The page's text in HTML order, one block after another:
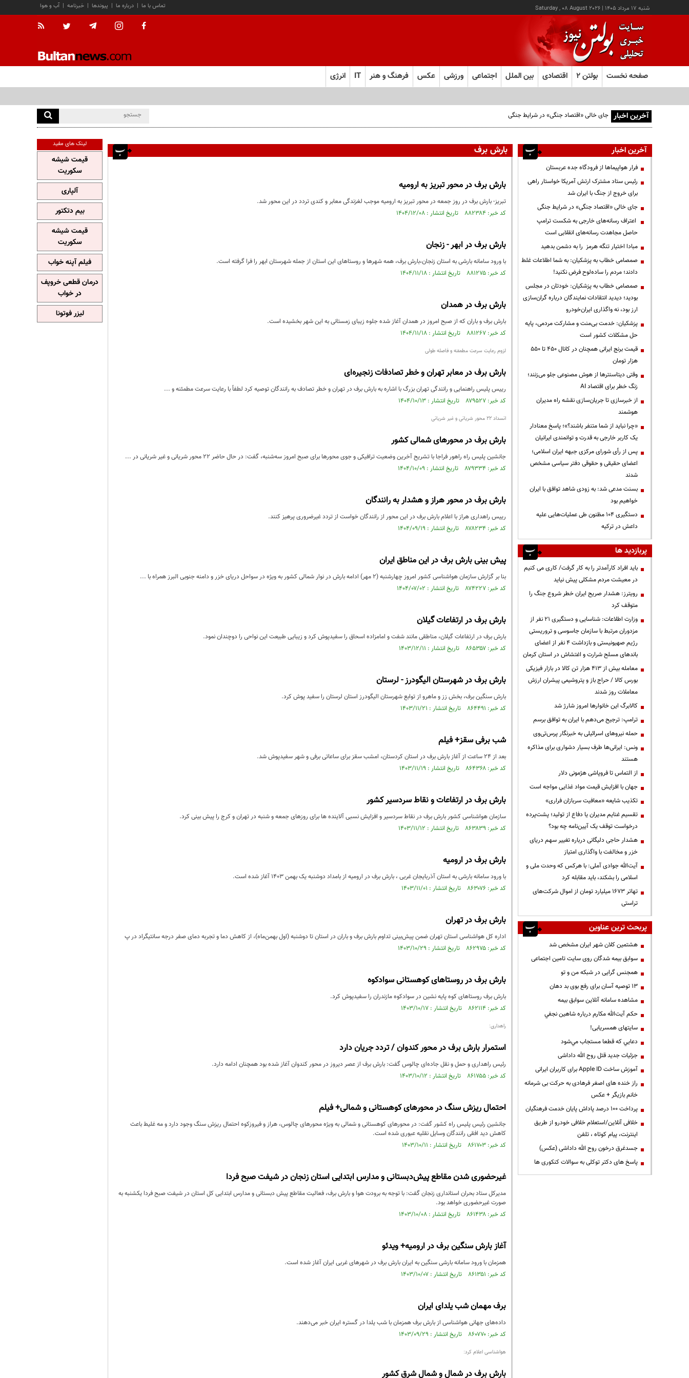
شنبه ۱۷ مرداد ۱۴۰۵ |
Saturday , 08 August 2026 آب و هوا | خبرنامه | پیوندها | درباره ما | تماس با ما
صفحه نخست بولتن ۲ اقتصادی بین الملل اجتماعی ورزشی عکس فرهنگ و هنر IT انرژی
آخرین اخبار جای خالی «اقتصاد جنگی» در شرایط جنگی
بارش برف
بارش برف در محور تبریز به ارومیه
تبریز- بارش برف در روز جمعه در محور تبریز به ارومیه موجب لغزندگی معابر و کندی تردد در این محور شد.
کد خبر: ۸۸۲۳۸۴ تاریخ انتشار : ۱۴۰۴/۱۲/۰۸
بارش برف در ابهر - زنجان
با ورود سامانه بارشی به استان زنجان،بارش برف، همه شهرها و روستاهای این استان از جمله شهرستان ابهر را فرا گرفته است.
کد خبر: ۸۸۱۲۷۵ تاریخ انتشار : ۱۴۰۴/۱۱/۱۸
بارش برف در همدان
بارش برف و باران که از صبح امروز در همدان آغاز شده جلوه زیبای زمستانی به این شهر بخشیده است.
کد خبر: ۸۸۱۲۶۷ تاریخ انتشار : ۱۴۰۴/۱۱/۱۸
لزوم رعایت سرعت مطمئنه و فاصله طولی
بارش برف در معابر تهران و خطر تصادفات زنجیره‌ای
رییس پلیس راهنمایی و رانندگی تهران بزرگ با اشاره به بارش برف در تهران و خطر تصادف به رانندگان توصیه کرد لطفاً با رعایت سرعت مطمئنه و ...
کد خبر: ۸۷۹۵۲۷ تاریخ انتشار : ۱۴۰۴/۱۰/۱۳
انسداد ۲۲ محور شریانی و غیر شریانی
بارش برف در محورهای شمالی کشور
جانشین پلیس راه راهور فراجا با تشریح آخرین وضعیت ترافیکی و جوی محورها برای صبح امروز سه‌شنبه، گفت: در حال حاضر ۲۲ محور شریانی و غیر شریانی در ...
کد خبر: ۸۷۹۳۳۴ تاریخ انتشار : ۱۴۰۴/۱۰/۰۹
بارش برف در محور هراز و هشدار به رانندگان
رییس راهداری هراز با اعلام بارش برف در این محور از رانندگان خواست از تردد غیرضروری پرهیز کنند.
کد خبر: ۸۷۸۲۳۴ تاریخ انتشار : ۱۴۰۴/۰۹/۱۹
پیش بینی بارش برف در این مناطق ایران
بنا بر گزارش سازمان هواشناسی کشور امروز چهارشنبه (۲ مهر) ادامه بارش در نوار شمالی کشور به ویژه در سواحل دریای خزر و دامنه جنوبی البرز همراه با ...
کد خبر: ۸۷۴۲۲۷ تاریخ انتشار : ۱۴۰۴/۰۷/۰۲
بارش برف در ارتفاعات گیلان
بارش برف در ارتفاعات گیلان، مناطقی مانند شفت و امامزاده اسحاق را سفیدپوش کرد و زیبایی طبیعت این نواحی را دوچندان نمود.
کد خبر: ۸۶۵۳۵۷ تاریخ انتشار : ۱۴۰۳/۱۲/۱۱
بارش برف در شهرستان الیگودرز - لرستان
بارش سنگین برف، بخش زز و ماهرو از توابع شهرستان الیگودرز استان لرستان را سفید پوش کرد.
کد خبر: ۸۶۴۴۹۱ تاریخ انتشار : ۱۴۰۳/۱۱/۲۱
شب برفی سقز+ فیلم
بعد از ۲۴ ساعت از آغاز بارش برف در استان کردستان، امشب سقز برای ساعاتی برفی و شهر سفیدپوش شد.
کد خبر: ۸۶۴۳۶۸ تاریخ انتشار : ۱۴۰۳/۱۱/۱۹
بارش برف در ارتفاعات و نقاط سردسیر کشور
سازمان هواشناسی کشور بارش برف در نقاط سردسیر و افزایش نسبی آلاینده ها برای روزهای جمعه و شنبه در تهران و کرج را پیش بینی کرد.
کد خبر: ۸۶۳۸۳۹ تاریخ انتشار : ۱۴۰۳/۱۱/۱۲
بارش برف در ارومیه
با ورود سامانه بارشی به استان آذربایجان غربی ، بارش برف در ارومیه از بامداد دوشنبه یک بهمن ۱۴۰۳ آغاز شده است.
کد خبر: ۸۶۳۰۷۶ تاریخ انتشار : ۱۴۰۳/۱۱/۰۱
بارش برف در تهران
اداره کل هواشناسی استان تهران ضمن پیش‌بینی تداوم بارش برف و باران در استان تا دوشنبه (اول بهمن‌ماه)،‌ از کاهش دما و تجربه دمای صفر درجه سانتیگراد در پ
کد خبر: ۸۶۲۹۷۵ تاریخ انتشار : ۱۴۰۳/۱۰/۲۹
بارش برف در روستاهای کوهستانی سوادکوه
بارش برف روستاهای کوه پایه نشین در سوادکوه مازندران را سفیدپوش کرد.
کد خبر: ۸۶۲۱۱۴ تاریخ انتشار : ۱۴۰۳/۱۰/۱۷
راهداری:
استمرار بارش برف در محور کندوان / تردد جریان دارد
رئیس راهداری و حمل و نقل جاده‌ای چالوس گفت: بارش برف از عصر دیروز در محور کندوان آغاز شده بود همچنان ادامه دارد.
کد خبر: ۸۶۱۷۵۵ تاریخ انتشار : ۱۴۰۳/۱۰/۱۲
احتمال ریزش سنگ در محور‌های کوهستانی و شمالی+ فیلم
جانشین رئیس پلیس راه کشور گفت: در محور‌های کوهستانی و شمالی به ویژه محور‌های چالوس، هراز و فیروزکوه احتمال ریزش سنگ وجود دارد و مه غلیط باعث
کاهش دید افقی رانندگان وسایل نقلیه عبوری شده است.
کد خبر: ۸۶۱۷۰۳ تاریخ انتشار : ۱۴۰۳/۱۰/۱۱
غیرحضوری شدن مقاطع پیش‌دبستانی و مدارس ابتدایی استان زنجان در شیفت صبح فردا
مدیرکل ستاد بحران استانداری زنجان گفت: با توجه به برودت هوا و بارش برف، فعالیت مقاطع پیش دبستانی و مدارس ابتدایی کل استان در شیفت صبح فردا یکشنبه به
صورت غیرحضوری خواهد بود.
کد خبر: ۸۶۱۴۳۸ تاریخ انتشار : ۱۴۰۳/۱۰/۰۸
آغاز بارش سنگین برف در ارومیه+ ویدئو
همزمان با ورود سامانه بارشی سنگین به ایران بارش برف در شهرهای غربی ایران آغاز شده است.
کد خبر: ۸۶۱۳۵۱ تاریخ انتشار : ۱۴۰۳/۱۰/۰۷
برف مهمان شب یلدای ایران
داده‌های جهانی هواشناسی از بارش برف همزمان با شب یلدا در گستره ایران خبر می‌دهند.
کد خبر: ۸۶۰۷۷۰ تاریخ انتشار : ۱۴۰۳/۰۹/۲۹
هواشناسی اعلام کرد:
بارش برف در شمال و شمال شرق کشور
آخرین اخبار
فرار هواپیماها از فرودگاه جده عربستان
رئیس ستاد مشترک ارتش آمریکا خواستار راهی
برای خروج از جنگ با ایران شد
جای خالی «اقتصاد جنگی» در شرایط جنگی
اعتراف رسانه‌های خارجی به شکست ترامپ
حاصل مجاهدت رسانه‌های انقلابی است
مبادا اختیار تنگه هرمز را به دشمن بدهید
صمصامی خطاب به پزشکیان: به شما اطلاعات غلط
دادند؛ مردم را ساده‌لوح فرض نکنید!
صمصامی خطاب به پزشکیان: خودتان در مجلس
بودید؛ دیدید انتقادات نمایندگان درباره گران‌سازی
ارز بود، نه واگذاری ایران‌خودرو
پزشکیان: خدمت بی‌منت و مشارکت مردمی، پایه
حل مشکلات کشور است
قیمت‌ برنج ایرانی همچنان در کانال ۴۵۰ تا ۵۵۰
هزار تومان
وقتی دیتاسنترها از هوش مصنوعی جلو می‌زنند؛
زنگ خطر برای اقتصاد AI
از خبرسازی تا جریان‌سازی نقشه راه مدیران
هوشمند
«چرا نباید از شما متنفر باشند؟»؛ پاسخ معنادار
یک کاربر خارجی به قدرت و توانمندی ایرانیان
پس از رأی شورای مرکزی جبهه ایران اسلامی؛
اعضای حقیقی و حقوقی دفتر سیاسی مشخص
شدند
بسنت مدعی شد: به زودی شاهد توافق با ایران
خواهیم بود
دستگیری ۱۰۴ مظنون طی عملیات‌هایی علیه
داعش در ترکیه
پربازدید ها
باید افراد کارآمدتر را به کار گرفت/ کاری می کنیم
در معیشت مردم مشکلی پیش نیاید
رویترز: هشدار صریح ایران خطر شروع جنگ را
متوقف کرد
وزارت اطلاعات: شناسایی و دستگیری ۲۱ نفر از
مزدوران مرتبط با سازمان جاسوسی و تروریستی
رژیم صهیونیستی و بازداشت ۴ نفر از اعضای
باندهای مسلح شرارت و اغتشاش در استان کرمان
معامله بیش از ۴۱۳ هزار تن کالا در بازار فیزیکی
بورس کالا / حراج باز و پتروشیمی پیشران ارزش
معاملات روز شدند
کالابرگ این خانوارها امروز شارژ شد
ترامپ: ترجیح می‌دهم با ایران به توافق برسم
حمله نیروهای اسرائیلی به خبرنگار پرس‌تی‌وی
ونس: ایرانی‌ها طرف بسیار دشواری برای مذاکره
هستند
از التماس تا فروپاشی هژمونی دلار
جهان با افزایش قیمت مواد غذایی مواجه است
تکذیب شایعه «معافیت سربازان فراری»
تقسیم غنایم مدیران یا دفاع از تولید؛ پشت‌پرده
درخواست توقف یک آیین‌نامه چه بود؟
هشدار حاجی دلیگانی درباره تغییر سهم دریای
خزر و مخالفت با واگذاری امتیاز
آیت‌الله جوادی آملی: با هرکس که وحدت ملی و
اسلامی را بشکند، باید مقابله کرد
تهاتر ۱۶۷۳ میلیارد تومان از اموال شرکت‌های
تراستی
پربحث ترین عناوین
هشتمین کلان شهر ایران مشخص شد
سوابق بیمه شدگان روی سایت تامین اجتماعی
همجنس گرایی در شبکه من و تو
13 توصیه آسان برای رفع بوی بد دهان
مشاهده سامانه آنلاين سوابق بیمه
حكم آيت‌الله مكارم درباره شاهين نجفي
سایتهای همسریابی!
دعايي كه قطعا مستجاب مي‌شود
جزئیات جدید قتل روح الله داداشی
آموزش ساخت Apple ID برای کاربران ایرانی
راز خنده های اصغر فرهادی به حرکت بی شرمانه
خانم بازیگر + عکس
پرداخت ۱۰۰ درصد پاداش پایان خدمت فرهنگیان
خلافی آنلاین/استعلام خلافی خودرو از طریق
اینترنت، پیام کوتاه ، تلفن
جسدغرق درخون روح الله داداشی (عکس)
پاسخ های دکتر توکلی به سوالات کنکوری ها
لینک های مفید
قیمت شیشه
سکوریت
آلپاری
بیم دتکتور
قیمت شیشه
سکوریت
فیلم آپنه خواب
درمان قطعی خروپف
در خواب
لیزر فوتونا